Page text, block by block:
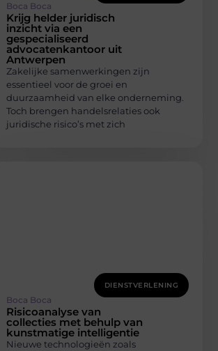
Boca Boca
Krijg helder juridisch
inzicht via een
gespecialiseerd
advocatenkantoor uit
Antwerpen
Zakelijke samenwerkingen zijn
essentieel voor de groei en
duurzaamheid van elke onderneming.
Toch brengen handelsrelaties ook
juridische risico’s met zich
DIENSTVERLENING
Boca Boca
Risicoanalyse van
collecties met behulp van
kunstmatige intelligentie
Nieuwe technologieën zoals